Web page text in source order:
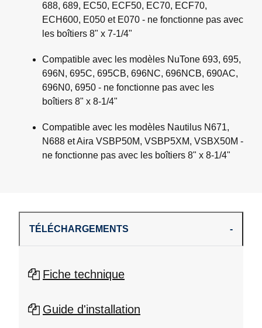
688, 689, EC50, ECF50, EC70, ECF70,
ECH600, E050 et E070 - ne fonctionne pas avec
les boîtiers 8" x 7-1/4"
Compatible avec les modèles NuTone 693, 695,
696N, 695C, 695CB, 696NC, 696NCB, 690AC,
696N0, 6950 - ne fonctionne pas avec les
boîtiers 8" x 8-1/4"
Compatible avec les modèles Nautilus N671,
N688 et Aira VSBP50M, VSBP5XM, VSBX50M -
ne fonctionne pas avec les boîtiers 8" x 8-1/4"
TÉLÉCHARGEMENTS
Fiche technique
Guide d'installation